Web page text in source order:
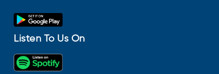
Listen To Us On